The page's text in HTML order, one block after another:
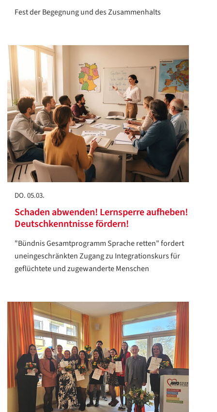
Fest der Begegnung und des Zusammenhalts
DO. 05.03.
Schaden abwenden! Lernsperre aufheben!
Deutschkenntnisse fördern!
"Bündnis Gesamtprogramm Sprache retten" fordert
uneingeschränkten Zugang zu Integrationskurs für
geflüchtete und zugewanderte Menschen